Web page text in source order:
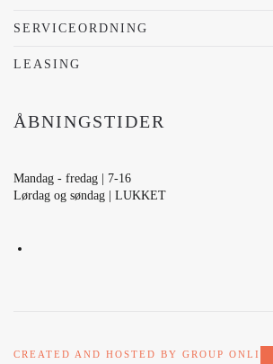
SERVICEORDNING
LEASING
ÅBNINGSTIDER
Mandag - fredag | 7-16
Lørdag og søndag | LUKKET
CREATED AND HOSTED BY GROUP ONLINE